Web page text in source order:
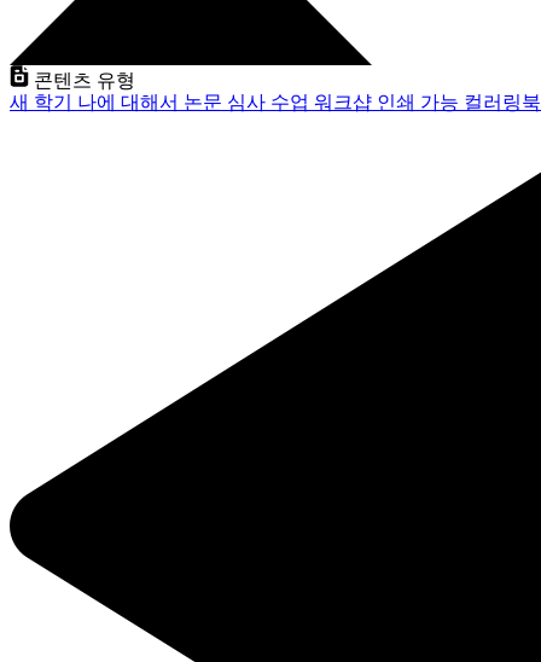
콘텐츠 유형
새 학기 나에 대해서 논문 심사 수업 워크샵 인쇄 가능 컬러링북